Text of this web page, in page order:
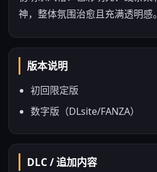
神，整体氛围治愈且充满透明感。
版本说明
初回限定版
数字版（DLsite/FANZA）
DLC / 追加内容